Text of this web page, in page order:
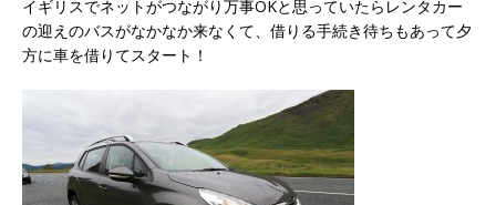
イギリスでネットがつながり万事OKと思っていたらレンタカー
の迎えのバスがなかなか来なくて、借りる手続き待ちもあって夕
方に車を借りてスタート！